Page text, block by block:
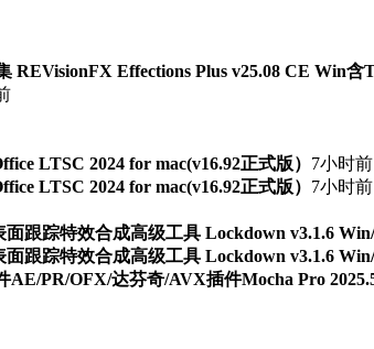
REVisionFX Effections Plus v25.08 CE Win
LTSC 2024 for mac(v16.92正式版） 7小时前
LTSC 2024 for mac(v16.92正式版） 7小时前
跟踪特效合成高级工具 Lockdown v3.1.6
跟踪特效合成高级工具 Lockdown v3.1.6
AE/PR/OFX/达芬奇/AVX插件Mocha Pro